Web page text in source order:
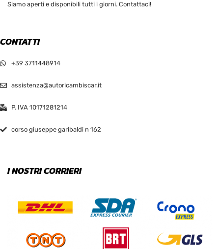
Siamo aperti e disponibili tutti i giorni. Contattaci!
CONTATTI
+39 3711448914
assistenza@autoricambiscar.it
P. IVA 10171281214
corso giuseppe garibaldi n 162
I NOSTRI CORRIERI